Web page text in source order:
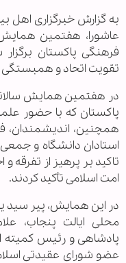
به گزارش خبرگزاری اهل
عاشورا، هفتمین
فرهنگی پاکستان
تقویت اتحاد و همبستگی
در هفتمین همایش
پاکستان که با حضور
همچنین، اندیشمندان،
استادان دانشگاه و جمعی
تاکید بر پرهیز از تفرقه
امت اسلامی تأکید کردند.
در این همایش، پیر سید
محلی ایالت پنجاب،
پادشاهی و رئیس کمیته
عضو شورای عقیدتی